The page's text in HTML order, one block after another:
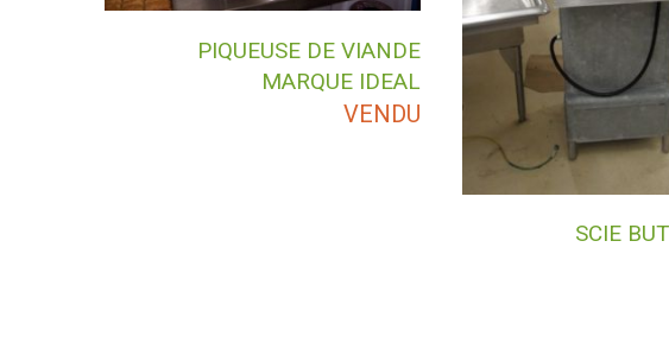
PIQUEUSE DE VIANDE
MARQUE IDEAL
VENDU
SCIE